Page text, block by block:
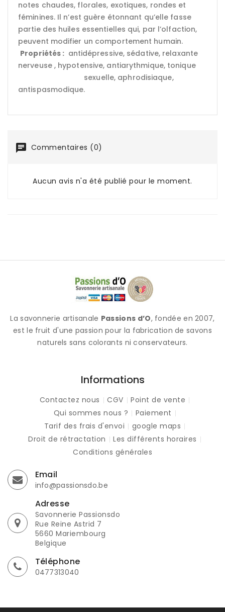
notes chaudes, florales, exotiques, rondes et
féminines. Il n’est guère étonnant qu’elle fasse
partie des huiles essentielles qui, par l’olfaction,
peuvent modifier un comportement humain.
Propriétés : antidépressive, sédative, relaxante
nerveuse , hypotensive, antiarythmique, tonique
sexuelle, aphrodisiaque,
antispasmodique.
Commentaires (0)
Aucun avis n'a été publié pour le moment.
La savonnerie artisanale Passions d’O, fondée en 2007,
est le fruit d'une passion pour la fabrication de savons
naturels sans colorants ni conservateurs.
Informations
Contactez nous CGV
Point de vente
Qui sommes nous ?
Paiement
Tarif des frais d'envoi
google maps
Droit de rétractation
Les différents horaires
Conditions générales
Email
info@passionsdo.be
Adresse
Savonnerie Passionsdo
Rue Reine Astrid 7
5660 Mariembourg
Belgique
Téléphone
0477313040